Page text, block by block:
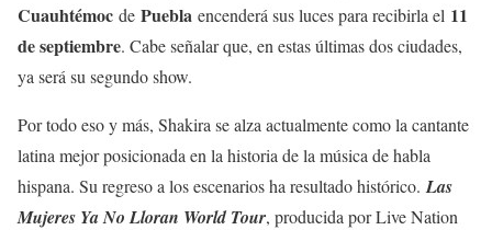
Cuauhtémoc de Puebla encenderá sus luces para recibirla el 11
de septiembre. Cabe señalar que, en estas últimas dos ciudades,
ya será su segundo show.
Por todo eso y más, Shakira se alza actualmente como la cantante
latina mejor posicionada en la historia de la música de habla
hispana. Su regreso a los escenarios ha resultado histórico. Las
Mujeres Ya No Lloran World Tour, producida por Live Nation